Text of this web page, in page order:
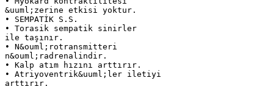
&uuml;zerine etkisi yoktur.
• SEMPATİK S.S.
• Torasik sempatik sinirler
ile taşınır.
• N&ouml;rotransmitteri
n&ouml;radrenalindir.
• Kalp atım hızını arttırır.
• Atriyoventrik&uuml;ler iletiyi
arttırır.